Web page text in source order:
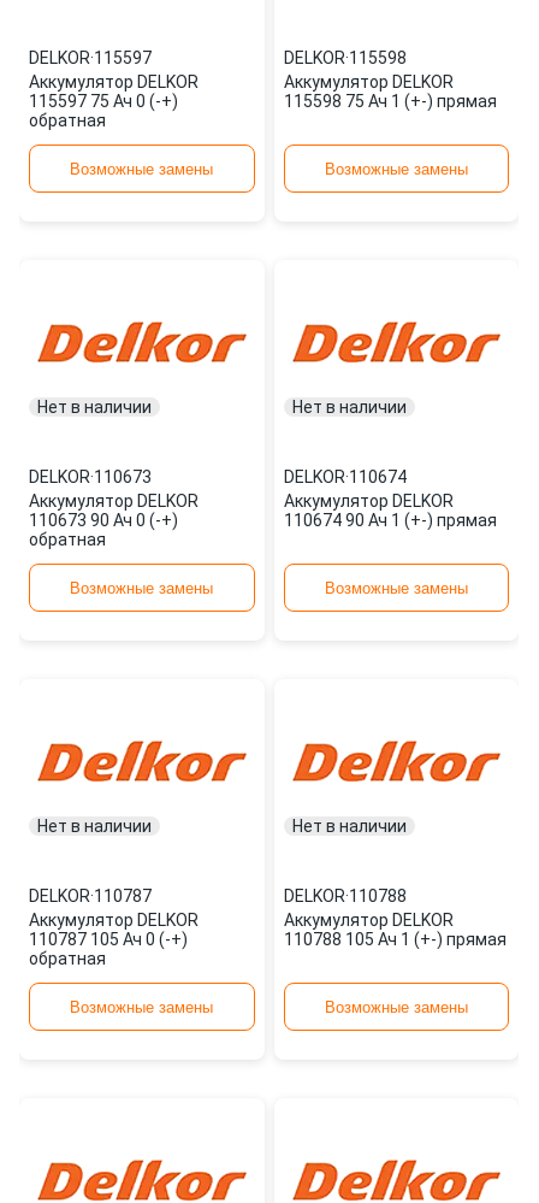
DELKOR·115597
Аккумулятор DELKOR
115597 75 Ач 0 (-+)
обратная
Возможные замены
DELKOR·115598
Аккумулятор DELKOR
115598 75 Ач 1 (+-) прямая
Возможные замены
Нет в наличии
DELKOR·110673
Аккумулятор DELKOR
110673 90 Ач 0 (-+)
обратная
Возможные замены
Нет в наличии
DELKOR·110674
Аккумулятор DELKOR
110674 90 Ач 1 (+-) прямая
Возможные замены
Нет в наличии
DELKOR·110787
Аккумулятор DELKOR
110787 105 Ач 0 (-+)
обратная
Возможные замены
Нет в наличии
DELKOR·110788
Аккумулятор DELKOR
110788 105 Ач 1 (+-) прямая
Возможные замены